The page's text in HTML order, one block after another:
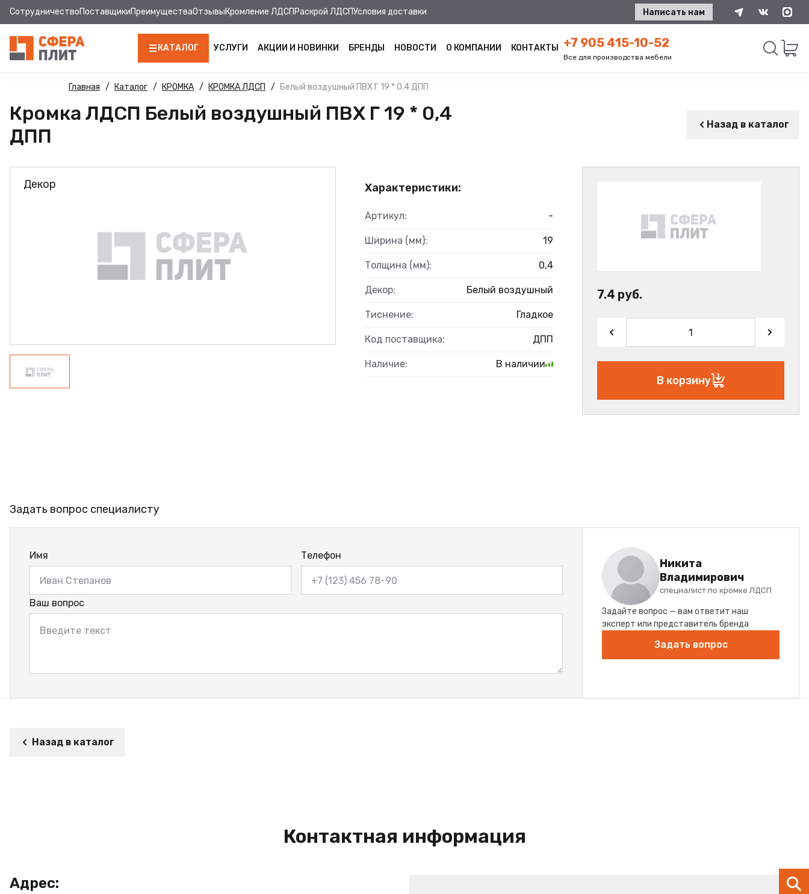
СотрудничествоПоставщикиПреимуществаОтзывыКромление ЛДСП Раскрой ЛДСПУсловия доставки Написать нам
КАТАЛОГ
ЛДСП
КРОМКА
МДФ ПАНЕЛИ
ДВПО
ФАНЕРА
УСЛУГИ АКЦИИ И НОВИНКИ БРЕНДЫ НОВОСТИ О КОМПАНИИ КОНТАКТЫ +7 905 415-10-52
Все для производства мебели
Главная Каталог КРОМКА КРОМКА ЛДСП Белый воздушный ПВХ Г 19 * 0,4 ДПП
Кромка ЛДСП Белый воздушный ПВХ Г 19 * 0,4
ДПП
Назад в каталог
Декор Характеристики:
Артикул: -
Ширина (мм): 19
Толщина (мм): 0,4
Декор: Белый воздушный
Тиснение: Гладкое
Код поставщика: ДПП
Наличие: В наличии
7.4 руб.
В корзину
Задать вопрос специалисту
Имя Телефон
Ваш вопрос
Никита
Владимирович
специалист по кромке ЛДСП
Задайте вопрос — вам ответит наш
эксперт или представитель бренда
Задать вопрос
Назад в каталог
Контактная информация
Адрес: